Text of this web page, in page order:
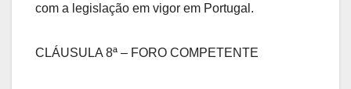
com a legislação em vigor em Portugal.
CLÁUSULA 8ª – FORO COMPETENTE